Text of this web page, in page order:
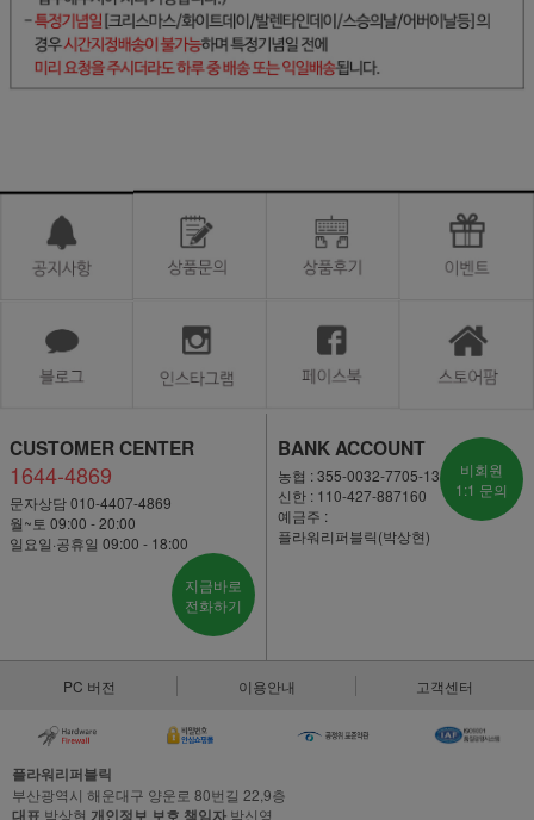
CUSTOMER CENTER
1644-4869
문자상담 010-4407-4869
월~토 09:00 - 20:00
일요일·공휴일 09:00 - 18:00
지금바로
전화하기
BANK ACCOUNT
농협 : 355-0032-7705-13
신한 : 110-427-887160
예금주 :
플라워리퍼블릭(박상현)
비회원
1:1 문의
PC 버전 이용안내 고객센터
플라워리퍼블릭
부산광역시 해운대구 양운로 80번길 22,9층
대표 박상현 개인정보 보호 책임자 박신영